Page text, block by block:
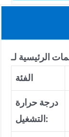
الفئة
درجة حرارة
التشغيل: